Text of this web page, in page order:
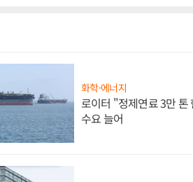
화학·에너지
로이터 "정제연료 3만 톤
수요 늘어